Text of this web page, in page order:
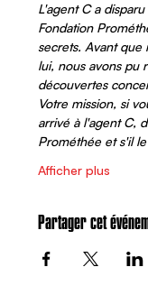
L'agent C a
Fondation
secrets. Avant
lui, nous avons pu
découvertes
Votre mission, si
arrivé à l'agent C,
Prométhée et s'il
Afficher plus
Partager cet